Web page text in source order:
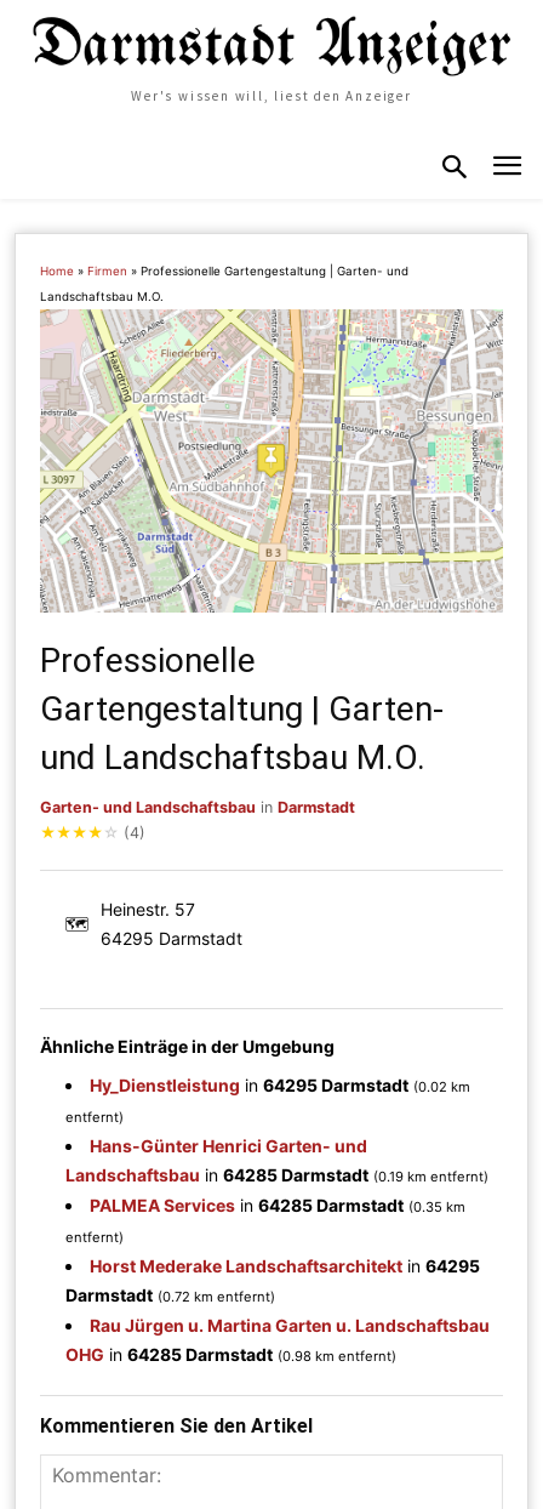
Wer's wissen will, liest den Anzeiger
Home »Firmen »Professionelle Gartengestaltung | Garten- und
Landschaftsbau M.O.
Professionelle
Gartengestaltung | Garten-
und Landschaftsbau M.O.
Garten- und Landschaftsbau inDarmstadt
★★★★ ☆ (4)
🗺
Heinestr. 57
64295 Darmstadt
Ähnliche Einträge in der Umgebung
Hy_Dienstleistung in64295 Darmstadt (0.02 km
entfernt)
Hans-Günter Henrici Garten- und
Landschaftsbau in64285 Darmstadt (0.19 km entfernt)
PALMEA Services in64285 Darmstadt (0.35 km
entfernt)
Horst Mederake Landschaftsarchitekt in64295
Darmstadt (0.72 km entfernt)
Rau Jürgen u. Martina Garten u. Landschaftsbau
OHG in64285 Darmstadt (0.98 km entfernt)
Kommentieren Sie den Artikel